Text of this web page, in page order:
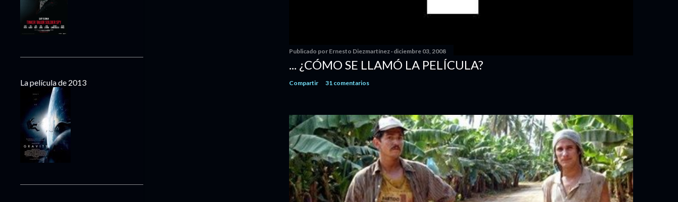
Publicado por Ernesto Diezmartínez diciembre 03, 2008
... ¿CÓMO SE LLAMÓ LA PELÍCULA?
Compartir 31 comentarios
La película de 2013